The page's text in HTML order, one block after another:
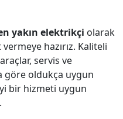
yakın elektrikçi olarak
hazırız. Kaliteli
servis ve
göre oldukça uygun
iyi bir hizmeti uygun